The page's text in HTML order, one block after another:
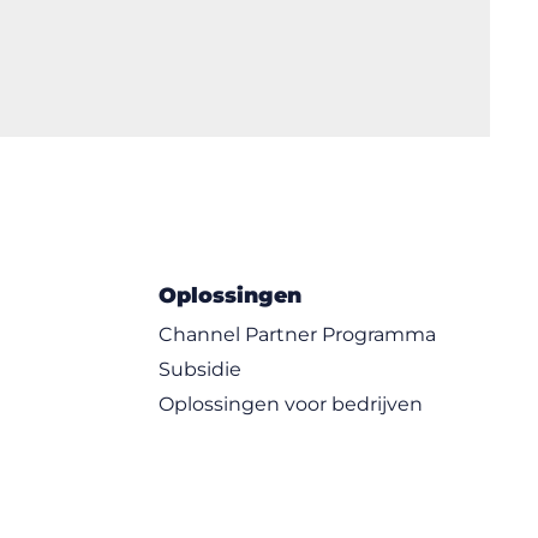
Oplossingen
Channel Partner Programma
Subsidie
Oplossingen voor bedrijven